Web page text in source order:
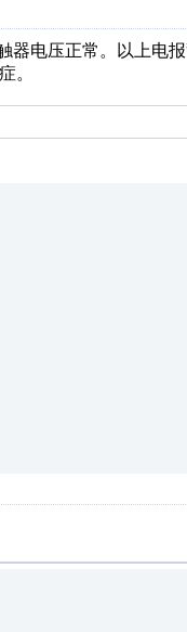
器电压正常。以上电
。